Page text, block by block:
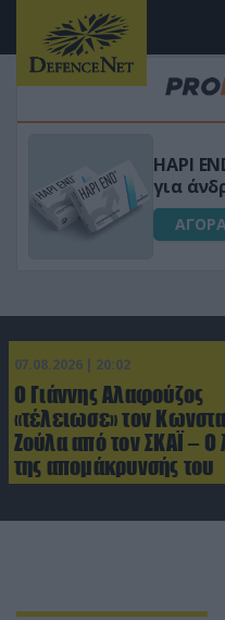
Ultra
07.08.2026 | 20:02
Ο Γιάννης Αλαφούζος
«τέλειωσε» τον
Ζούλα από τον ΣΚΑΪ – Ο
της απομάκρυνσής του